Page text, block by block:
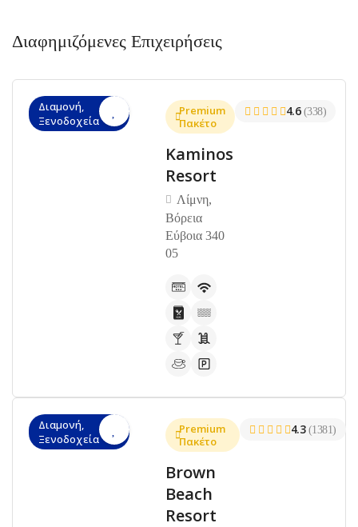
Διαφημιζόμενες Επιχειρήσεις
Διαμονή,
Ξενοδοχεία
Premium
Πακέτο
Kaminos
Resort
Λίμνη,
Βόρεια
Εύβοια 340
05
4.6 (338)
Διαμονή,
Ξενοδοχεία
Premium
Πακέτο
Brown
Beach
Resort
4.3 (1381)